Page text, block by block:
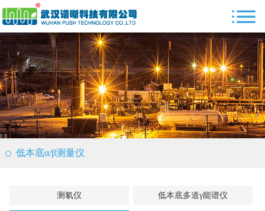
低本底α/β测量仪
测氡仪 低本底多道γ能谱仪